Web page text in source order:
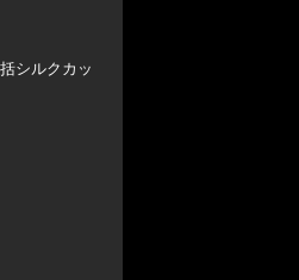
シルクカッ